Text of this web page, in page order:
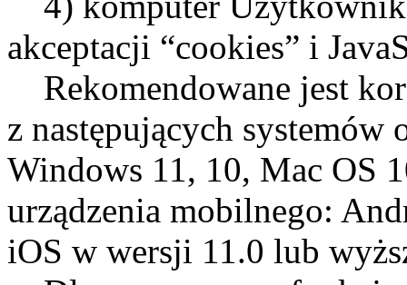
akceptacji “cookies” i
Rekomendowane jest
z następujących
Windows 11, 10, Mac OS
urządzenia mobilnego:
iOS w wersji 11.0 lub